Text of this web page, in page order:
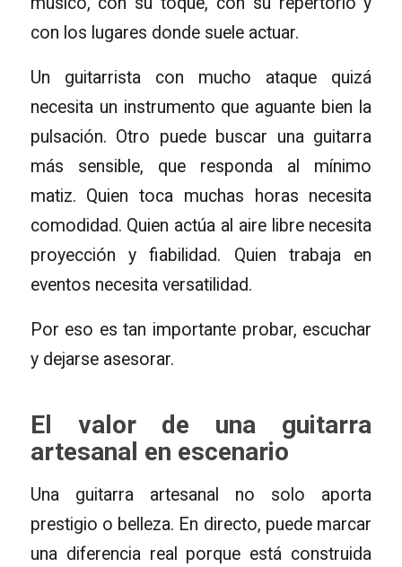
con los lugares donde suele actuar.
Un guitarrista con mucho ataque quizá
necesita un instrumento que aguante bien la
pulsación. Otro puede buscar una guitarra
más sensible, que responda al mínimo
matiz. Quien toca muchas horas necesita
comodidad. Quien actúa al aire libre necesita
proyección y fiabilidad. Quien trabaja en
eventos necesita versatilidad.
Por eso es tan importante probar, escuchar
y dejarse asesorar.
El valor de una guitarra
artesanal en escenario
Una guitarra artesanal no solo aporta
prestigio o belleza. En directo, puede marcar
una diferencia real porque está construida